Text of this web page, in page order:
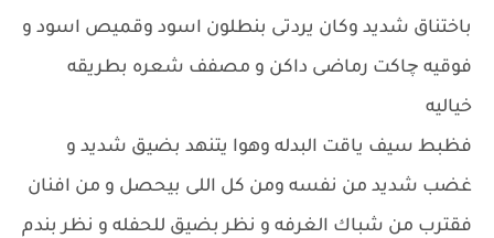
باختناق شديد وكان يردتى بنطلون اسود وقميص اسود و
فوقيه چاكت رماضى داكن و مصفف شعره بطريقه
خياليه
فظبط سيف ياقت البدله وهوا يتنهد بضيق شديد و
غضب شديد من نفسه ومن كل اللى بيحصل و من افنان
فقترب من شباك الغرفه و نظر بضيق للحفله و نظر بندم